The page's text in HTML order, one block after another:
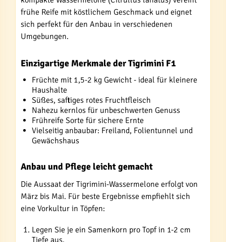
frühe Reife mit köstlichem Geschmack und eignet
sich perfekt für den Anbau in verschiedenen
Umgebungen.
Einzigartige Merkmale der Tigrimini F1
Früchte mit 1,5-2 kg Gewicht - ideal für kleinere
Haushalte
Süßes, saftiges rotes Fruchtfleisch
Nahezu kernlos für unbeschwerten Genuss
Frühreife Sorte für sichere Ernte
Vielseitig anbaubar: Freiland, Folientunnel und
Gewächshaus
Anbau und Pflege leicht gemacht
Die Aussaat der Tigrimini-Wassermelone erfolgt von
März bis Mai. Für beste Ergebnisse empfiehlt sich
eine Vorkultur in Töpfen:
Legen Sie je ein Samenkorn pro Topf in 1-2 cm
Tiefe aus.